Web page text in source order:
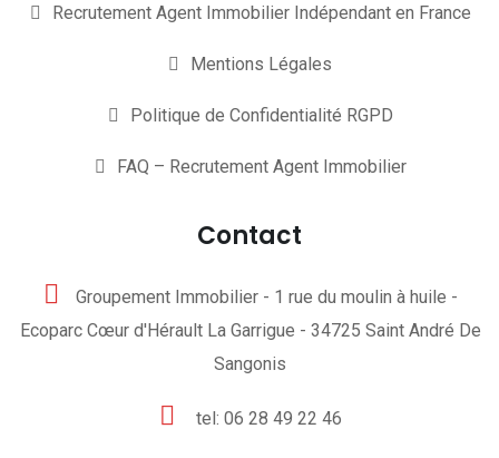
Recrutement Agent Immobilier Indépendant en France
Mentions Légales
Politique de Confidentialité RGPD
FAQ – Recrutement Agent Immobilier
Contact
Groupement Immobilier - 1 rue du moulin à huile -
Ecoparc Cœur d'Hérault La Garrigue - 34725 Saint André De
Sangonis
tel: 06 28 49 22 46